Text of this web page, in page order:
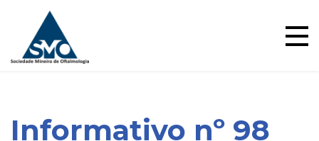
content
Informativo nº 98